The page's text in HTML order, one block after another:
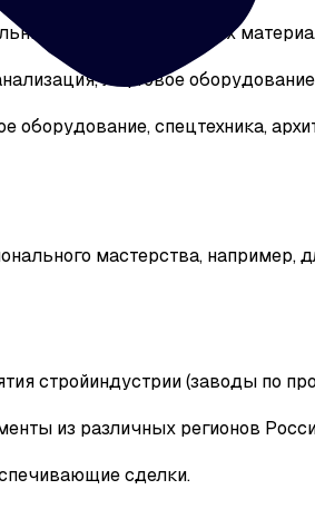
систем, отделочных
лифтовое
спецтехника,
мастерства,
стройиндустрии (заводы по
из различных регионов
сделки.